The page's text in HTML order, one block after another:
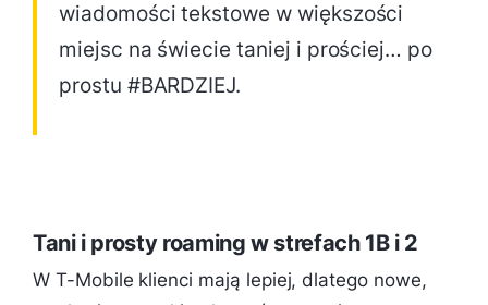
wiadomości tekstowe w większości
miejsc na świecie taniej i prościej… po
prostu #BARDZIEJ.
Tani i prosty roaming w strefach 1B i 2
W T-Mobile klienci mają lepiej, dlatego nowe,